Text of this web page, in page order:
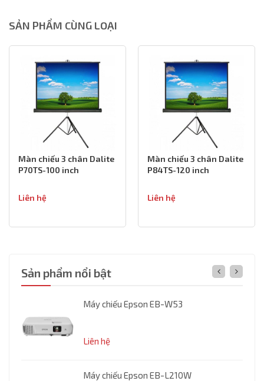
SẢN PHẨM CÙNG LOẠI
Màn chiếu 3 chân Dalite
P70TS-100 inch
Liên hệ
Màn chiếu 3 chân Dalite
P84TS-120 inch
Liên hệ
Sản phẩm nổi bật
Máy chiếu Epson EB-W53
Liên hệ
Máy chiếu Epson EB-L210W